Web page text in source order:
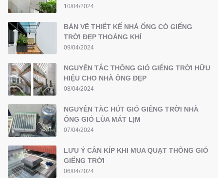
10/04/2024
BẢN VẼ THIẾT KẾ NHÀ ỐNG CÓ GIẾNG
TRỜI ĐẸP THOÁNG KHÍ
09/04/2024
NGUYÊN TẮC THÔNG GIÓ GIẾNG TRỜI HỮU
HIỆU CHO NHÀ ỐNG ĐẸP
08/04/2024
NGUYÊN TẮC HÚT GIÓ GIẾNG TRỜI NHÀ
ỐNG GIÓ LÙA MÁT LỊM
07/04/2024
LƯU Ý CẦN KÍP KHI MUA QUẠT THÔNG GIÓ
GIẾNG TRỜI
06/04/2024